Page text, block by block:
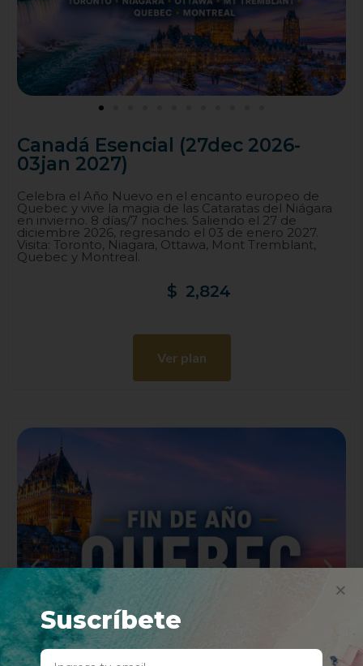
Canadá Esencial (27dec 2026-
03jan 2027)
Celebra el Año Nuevo en el encanto europeo de
Quebec y vive la magia de las Cataratas del Niágara
en invierno. 8 días/7 noches. Saliendo el 27 de
diciembre 2026, regresando el 03 de enero 2027.
Visita: Toronto, Niagara, Ottawa, Mont Tremblant,
Quebec y Montreal.
$ 2,824
Ver plan
Suscríbete